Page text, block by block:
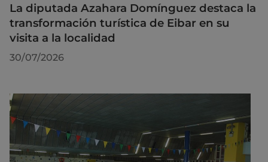
La diputada Azahara Domínguez destaca la
transformación turística de Eibar en su
visita a la localidad
30/07/2026